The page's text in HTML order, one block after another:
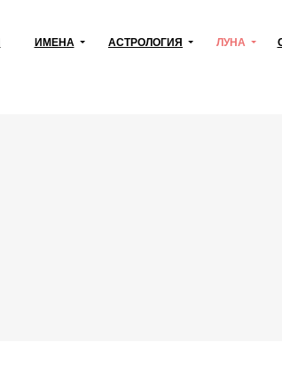
ИМЕНА АСТРОЛОГИЯ ЛУНА